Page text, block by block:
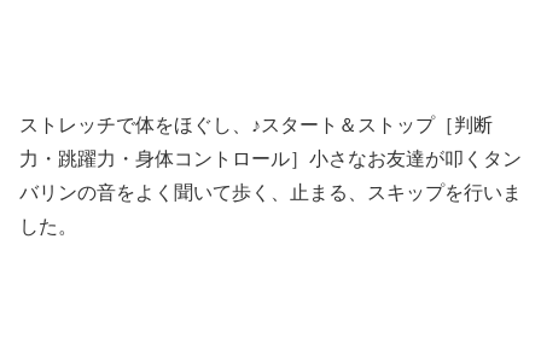
ストレッチで体をほぐし、♪スタート＆ストップ［判断
力・跳躍力・身体コントロール］小さなお友達が叩くタン
バリンの音をよく聞いて歩く、止まる、スキップを行いま
した。